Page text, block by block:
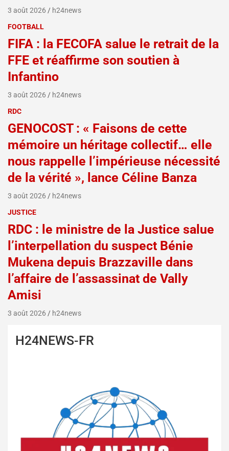
3 août 2026
h24news
FOOTBALL
FIFA : la FECOFA salue le retrait de la
FFE et réaffirme son soutien à
Infantino
3 août 2026
h24news
RDC
GENOCOST : « Faisons de cette
mémoire un héritage collectif… elle
nous rappelle l’impérieuse nécessité
de la vérité », lance Céline Banza
3 août 2026
h24news
JUSTICE
RDC : le ministre de la Justice salue
l’interpellation du suspect Bénie
Mukena depuis Brazzaville dans
l’affaire de l’assassinat de Vally
Amisi
3 août 2026 h24news
H24NEWS-FR